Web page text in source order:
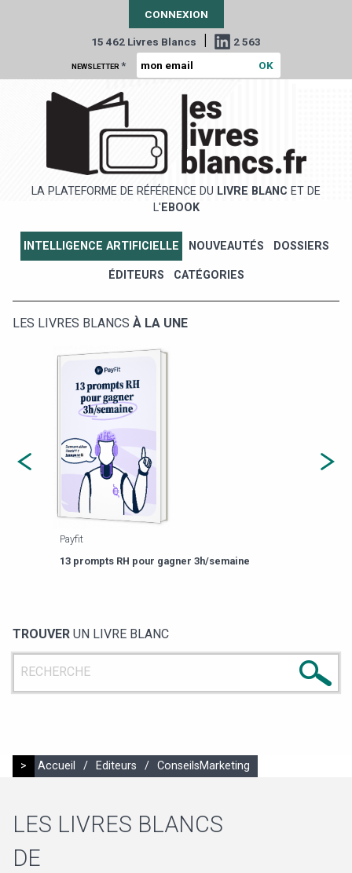
CONNEXION
15 462 Livres Blancs | 2 563
NEWSLETTER *
LA PLATEFORME DE RÉFÉRENCE DU LIVRE BLANC ET DE
L' EBOOK
INTELLIGENCE ARTIFICIELLE NOUVEAUTÉS DOSSIERS
ÉDITEURS CATÉGORIES
LES LIVRES BLANCS À LA UNE
Payfit
13 prompts RH pour gagner 3h/semaine
TROUVER UN LIVRE BLANC
> Accueil / Editeurs / ConseilsMarketing
LES LIVRES BLANCS
DE